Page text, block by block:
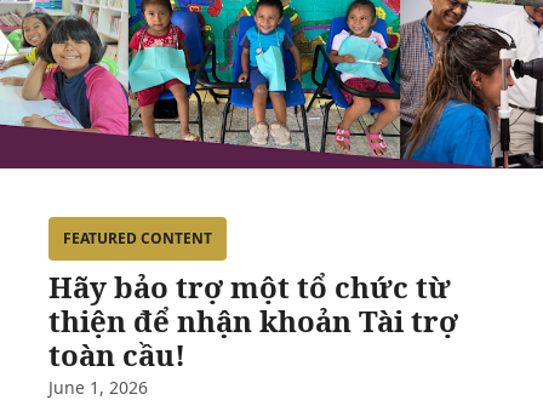
FEATURED CONTENT
Hãy bảo trợ một tổ chức từ
thiện để nhận khoản Tài trợ
toàn cầu!
June 1, 2026